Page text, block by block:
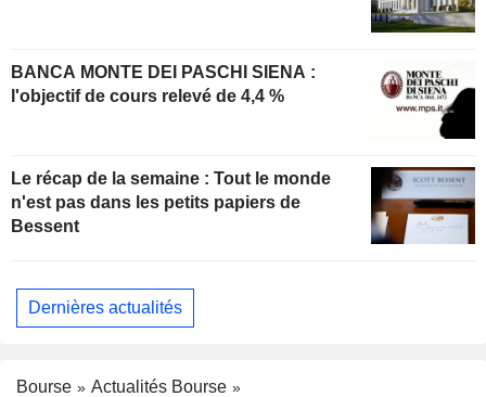
BANCA MONTE DEI PASCHI SIENA :
l'objectif de cours relevé de 4,4 %
Le récap de la semaine : Tout le monde
n'est pas dans les petits papiers de
Bessent
Dernières actualités
Bourse
Actualités Bourse